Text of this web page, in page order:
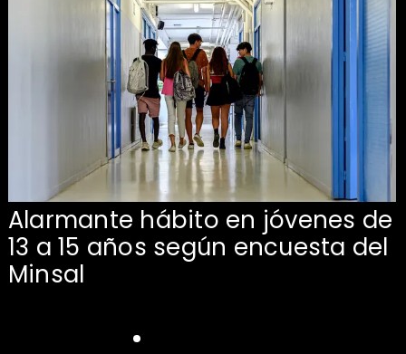
Alarmante hábito en jóvenes de
13 a 15 años según encuesta del
Minsal